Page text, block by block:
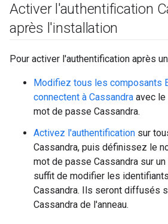
Activer l'authentification
après l'installation
Pour activer l'authentification après
Modifiez tous les composants
connectent à Cassandra avec
mot de passe Cassandra.
Activez l'authentification sur
Cassandra, puis définissez le
mot de passe Cassandra sur
suffit de modifier les
Cassandra. Ils seront diffusés
Cassandra de l'anneau.